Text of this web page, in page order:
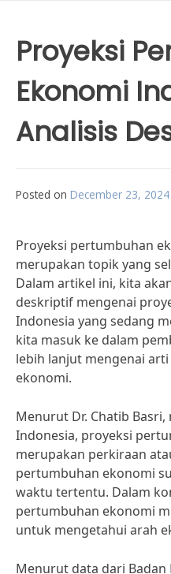
Proyeksi
Ekonomi
Analisis
Posted on December 23, 2024
Proyeksi pertumbuhan
merupakan topik yang
Dalam artikel ini, kita
deskriptif mengenai
Indonesia yang sedang
kita masuk ke dalam
lebih lanjut mengenai
ekonomi.
Menurut Dr. Chatib
Indonesia, proyeksi
merupakan perkiraan
pertumbuhan ekonomi
waktu tertentu. Dalam
pertumbuhan ekonomi
untuk mengetahui arah
Menurut data dari Badan